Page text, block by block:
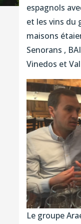
espagnols
et les vins du
maisons
Senorans ,
Vinedos et
Le groupe